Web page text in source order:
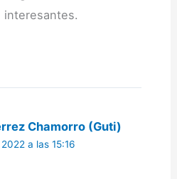
interesantes.
Chamorro (Guti)
a las 15:16